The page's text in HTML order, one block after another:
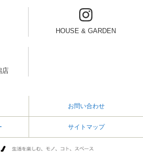
HOUSE & GARDEN
店
お問い合わせ
サイトマップ